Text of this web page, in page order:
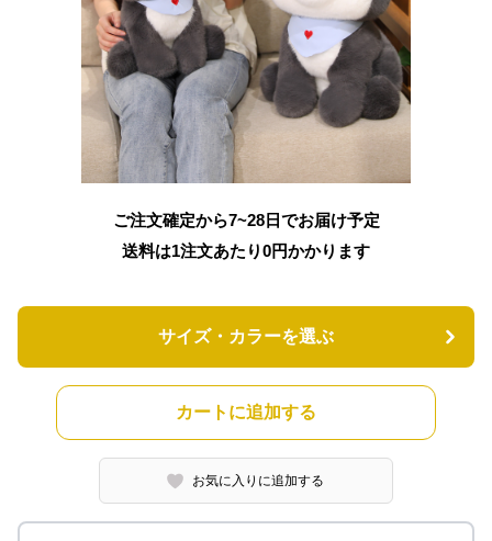
ご注文確定から7~28日でお届け予定
送料は1注文あたり0円かかります
サイズ・カラーを選ぶ
カートに追加する
お気に入りに追加する